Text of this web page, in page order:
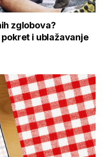
zglobova?
i ublažavanje